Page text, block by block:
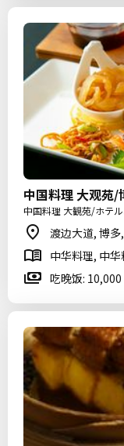
中国料理 大观苑/
中国料理 大観苑/ホテ
渡边大道, 博多
中华料理, 中
吃晚饭: